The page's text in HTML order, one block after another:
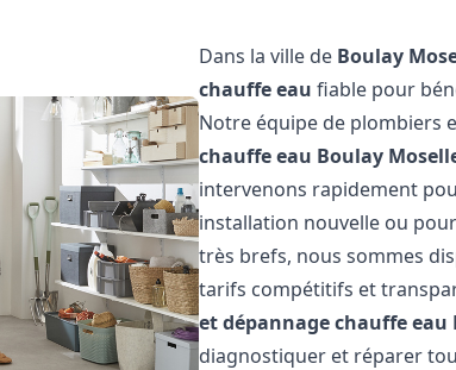
Dans la ville de Boulay
chauffe eau fiable pour
Notre équipe de plombiers
chauffe eau Boulay
intervenons rapidement
installation nouvelle ou
très brefs, nous sommes
tarifs compétitifs et
et dépannage chauffe eau
diagnostiquer et réparer